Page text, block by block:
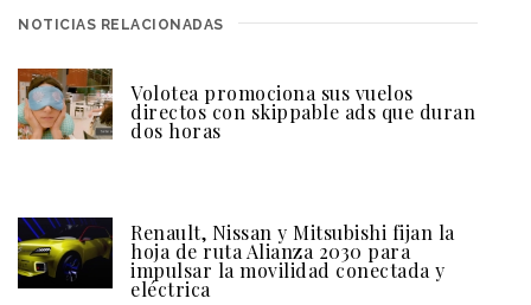
NOTICIAS RELACIONADAS
Volotea promociona sus vuelos
directos con skippable ads que duran
dos horas
Renault, Nissan y Mitsubishi fijan la
hoja de ruta Alianza 2030 para
impulsar la movilidad conectada y
eléctrica